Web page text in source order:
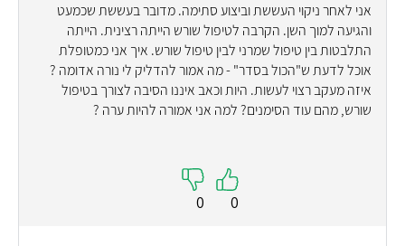
אני לאחר ניקוי העששת וביצוע סתימה. מדובר בעששת שכמעט
והגיעה למוך השן. הקרבה לטיפול שורש הייתה רצינית. הייתה
התלבטות בין טיפול שמרני לבין טיפול שורש. איך אני כמטופלת
אוכל לדעת ש"הכול בסדר" - מה אמור להדליק לי נורה אדומה ?
איזה מעקב רצוי לעשות. היות וכאב איננו הסיבה לצורך בטיפול
שורש, מהם עוד הסימנים? למה אני אמורה להיות ערה ?
0
0